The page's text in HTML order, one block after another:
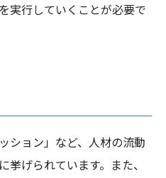
実行していくことが必要で
ション」など、人材の流動
げられています。また、